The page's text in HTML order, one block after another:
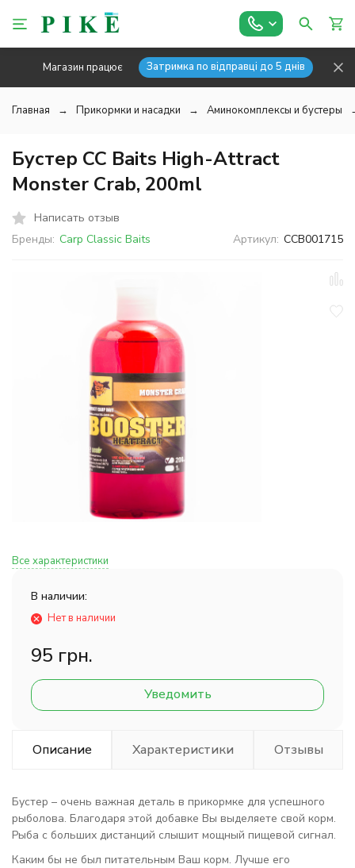
Магазин працює Затримка по відправці до 5 днів
Главная Прикормки и насадки Аминокомплексы и бустеры
Бустер CC Baits High-Attract
Monster Crab, 200ml
Написать отзыв
Бренды: Carp Classic Baits Артикул: CCB001715
Все характеристики
В наличии:
Нет в наличии
95 грн.
Уведомить
Описание Характеристики Отзывы
Бустер – очень важная деталь в прикормке для успешного
рыболова. Благодаря этой добавке Вы выделяете свой корм.
Рыба с больших дистанций слышит мощный пищевой сигнал.
Каким бы не был питательным Ваш корм. Лучше его